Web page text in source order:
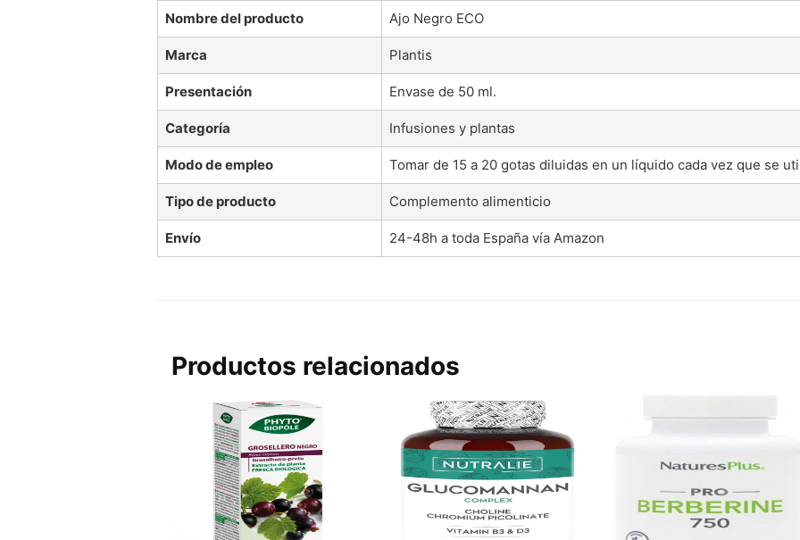
Nombre del producto Ajo Negro ECO
Marca Plantis
Presentación Envase de 50 ml.
Categoría Infusiones y plantas
Modo de empleo Tomar de 15 a 20 gotas diluidas en un líquido cada vez que se
Tipo de producto Complemento alimenticio
Envío 24-48h a toda España vía Amazon
Productos relacionados